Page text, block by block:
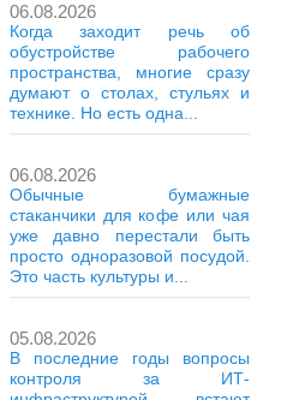
06.08.2026
Когда заходит речь об
обустройстве рабочего
пространства, многие сразу
думают о столах, стульях и
технике. Но есть одна...
06.08.2026
Обычные бумажные
стаканчики для кофе или чая
уже давно перестали быть
просто одноразовой посудой.
Это часть культуры и...
05.08.2026
В последние годы вопросы
контроля за ИТ-